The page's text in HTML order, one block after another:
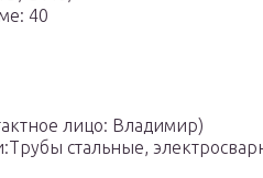
40
лицо: Владимир)
стальные,